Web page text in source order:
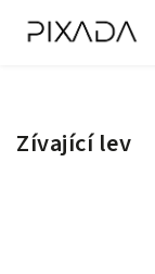
Zívající lev